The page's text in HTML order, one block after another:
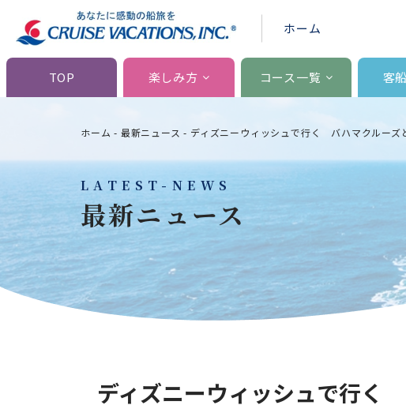
ホーム
TOP 楽しみ方 コース一覧 客
LATEST-NEWS
最新ニュース
ホーム - 最新ニュース - ディズニーウィッシュで行く バハマクルーズ
ディズニーウィッシュで行く